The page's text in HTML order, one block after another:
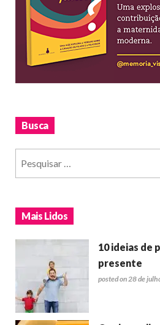
Busca
Mais Lidos
10 ideias de
presente
posted on 28 de